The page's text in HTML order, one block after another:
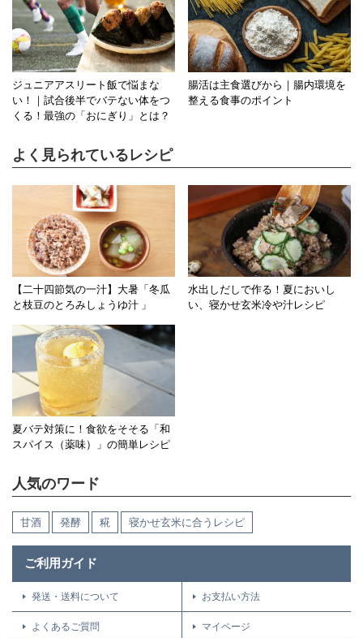
ジュニアアスリート飯で悩まな
い！｜試合後半でバテない体をつ
くる！最強の「おにぎり」とは？
腸活は主食選びから｜腸内環境を
整える食事のポイント
よく見られているレシピ
【二十四節気の一汁】大暑「冬瓜
と枝豆のとろみしょうゆ汁 」
水出しだしで作る！夏においし
い、寝かせ玄米冷や汁レシピ
夏バテ対策に！食欲をそそる「和
スパイス（薬味）」の簡単レシピ
人気のワード
甘酒 発酵 糀 寝かせ玄米に合うレシピ
ご利用ガイド
発送・送料について お支払い方法
よくあるご質問 マイページ